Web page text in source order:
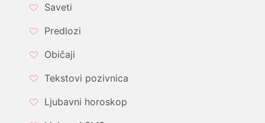
Saveti
Predlozi
Običaji
Tekstovi pozivnica
Ljubavni horoskop